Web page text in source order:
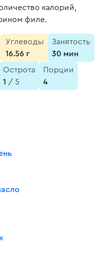
калорий,
филе.
Углеводы
16.56 г
Занятость
30 мин
Острота
1 / 5
Порции
4